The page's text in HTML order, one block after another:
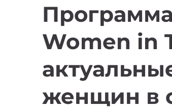
Women in
женщин в